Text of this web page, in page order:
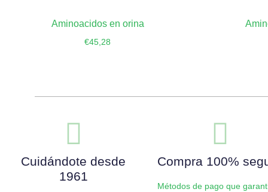
Aminoacidos en orina
€45,28
Cuidándote desde
1961
Compra 100%
Métodos de pago que